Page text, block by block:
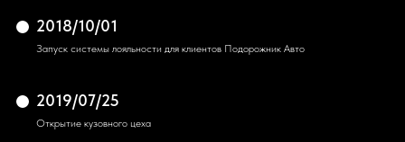
2018/10/01
Запуск системы лояльности для клиентов Подорожник Авто
2019/07/25
Открытие кузовного цеха